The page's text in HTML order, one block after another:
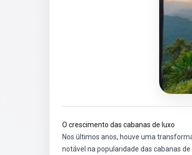
O crescimento das cabanas de luxo
Nos últimos anos, houve uma
notável na popularidade das cabanas